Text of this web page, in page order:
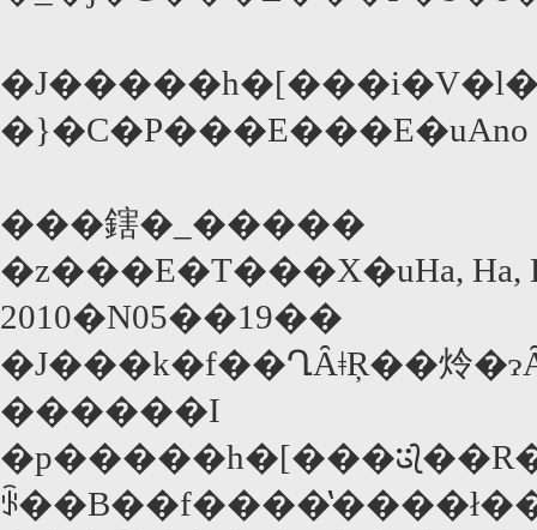
�}�C�P���E���E�uAno
���鎋�_�����
2010�N05��19��
�J���k�f��ՂȂǂŖ��炩
������I